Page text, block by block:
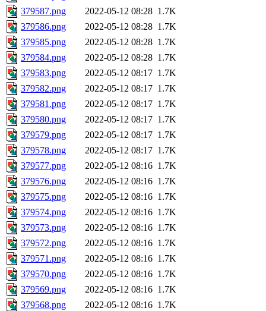
379587.png
2022-05-12 08:28 1.7K
379586.png
2022-05-12 08:28 1.7K
379585.png
2022-05-12 08:28 1.7K
379584.png
2022-05-12 08:28 1.7K
379583.png
2022-05-12 08:17 1.7K
379582.png
2022-05-12 08:17 1.7K
379581.png
2022-05-12 08:17 1.7K
379580.png
2022-05-12 08:17 1.7K
379579.png
2022-05-12 08:17 1.7K
379578.png
2022-05-12 08:17 1.7K
379577.png
2022-05-12 08:16 1.7K
379576.png
2022-05-12 08:16 1.7K
379575.png
2022-05-12 08:16 1.7K
379574.png
2022-05-12 08:16 1.7K
379573.png
2022-05-12 08:16 1.7K
379572.png
2022-05-12 08:16 1.7K
379571.png
2022-05-12 08:16 1.7K
379570.png
2022-05-12 08:16 1.7K
379569.png
2022-05-12 08:16 1.7K
379568.png
2022-05-12 08:16 1.7K